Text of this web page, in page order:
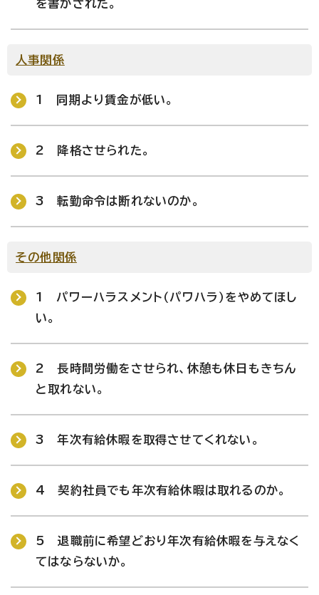
を書かされた。
人事関係
1 同期より賃金が低い。
2 降格させられた。
3 転勤命令は断れないのか。
その他関係
1 パワーハラスメント（パワハラ）をやめてほし
い。
2 長時間労働をさせられ、休憩も休日もきちん
と取れない。
3 年次有給休暇を取得させてくれない。
4 契約社員でも年次有給休暇は取れるのか。
5 退職前に希望どおり年次有給休暇を与えなく
てはならないか。